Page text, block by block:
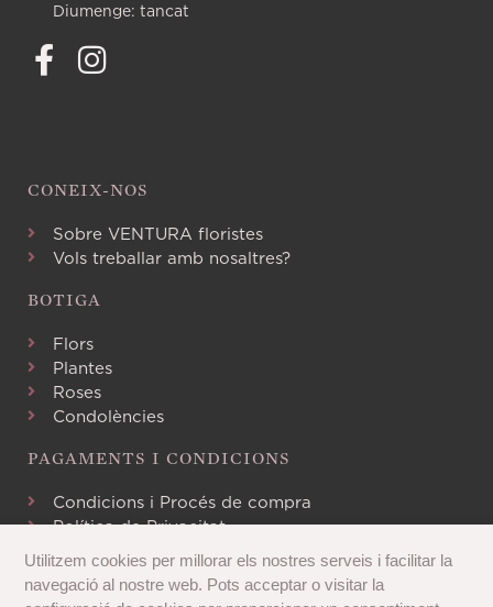
Diumenge: tancat
CONEIX-NOS
Sobre VENTURA floristes
Vols treballar amb nosaltres?
BOTIGA
Flors
Plantes
Roses
Condolències
PAGAMENTS I CONDICIONS
Condicions i Procés de compra
Política de Privacitat
Política de Cookies
Utilitzem cookies per millorar els nostres serveis i facilitar la
navegació al nostre web. Pots acceptar o visitar la